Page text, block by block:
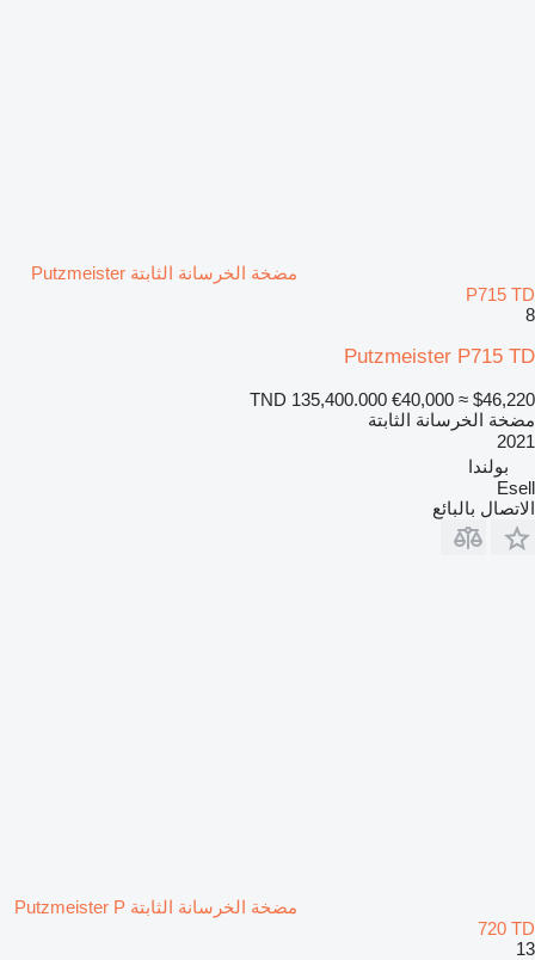
مضخة الخرسانة الثابتة Putzmeister
P715 TD
8
Putzmeister P715 TD
TND 135,400.000 €40,000 ≈ $46,220
مضخة الخرسانة الثابتة
2021
بولندا
Esell
الاتصال بالبائع
مضخة الخرسانة الثابتة Putzmeister P
720 TD
13